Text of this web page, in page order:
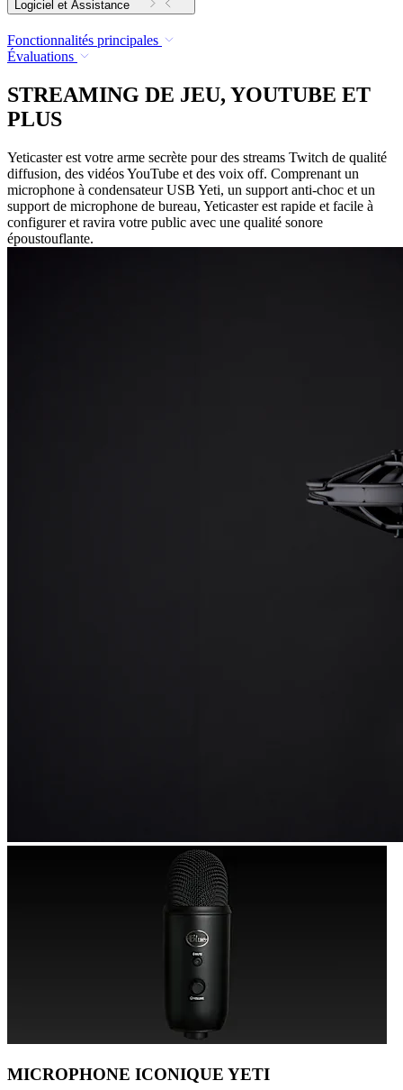
Logiciel et Assistance
Fonctionnalités principales
Évaluations
STREAMING DE JEU, YOUTUBE ET
PLUS
Yeticaster est votre arme secrète pour des streams Twitch de qualité
diffusion, des vidéos YouTube et des voix off. Comprenant un
microphone à condensateur USB Yeti, un support anti-choc et un
support de microphone de bureau, Yeticaster est rapide et facile à
configurer et ravira votre public avec une qualité sonore
époustouflante.
MICROPHONE ICONIQUE YETI